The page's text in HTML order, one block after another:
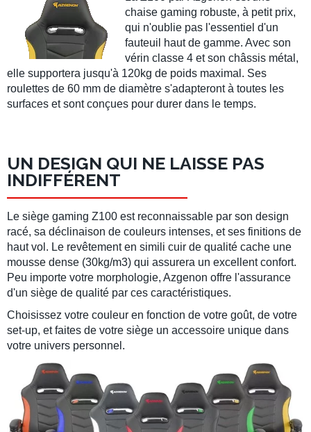
chaise gaming robuste, à petit prix,
qui n'oublie pas l'essentiel d'un
fauteuil haut de gamme. Avec son
vérin classe 4 et son châssis métal ,
elle supportera jusqu'à 120kg de poids maximal. Ses
roulettes de 60 mm de diamètre s'adapteront à toutes les
surfaces et sont conçues pour durer dans le temps.
UN DESIGN QUI NE LAISSE PAS
INDIFFÉRENT
Le siège gaming Z100 est reconnaissable par son design
racé, sa déclinaison de couleurs intenses, et ses finitions de
haut vol. Le revêtement en simili cuir de qualité cache une
mousse dense (30kg/m3) qui assurera un excellent confort.
Peu importe votre morphologie, Azgenon offre l'assurance
d'un siège de qualité par ces caractéristiques.
Choisissez votre couleur en fonction de votre goût, de votre
set-up, et faites de votre siège un accessoire unique dans
votre univers personnel.